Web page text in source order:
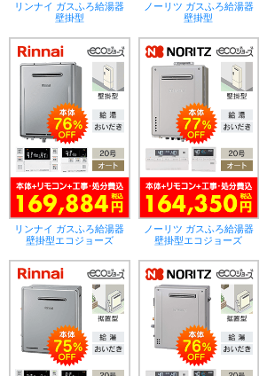
リンナイ ガスふろ給湯器
壁掛型
ノーリツ ガスふろ給湯器
壁掛型
リンナイ ガスふろ給湯器
壁掛型エコジョーズ
ノーリツ ガスふろ給湯器
壁掛型エコジョーズ